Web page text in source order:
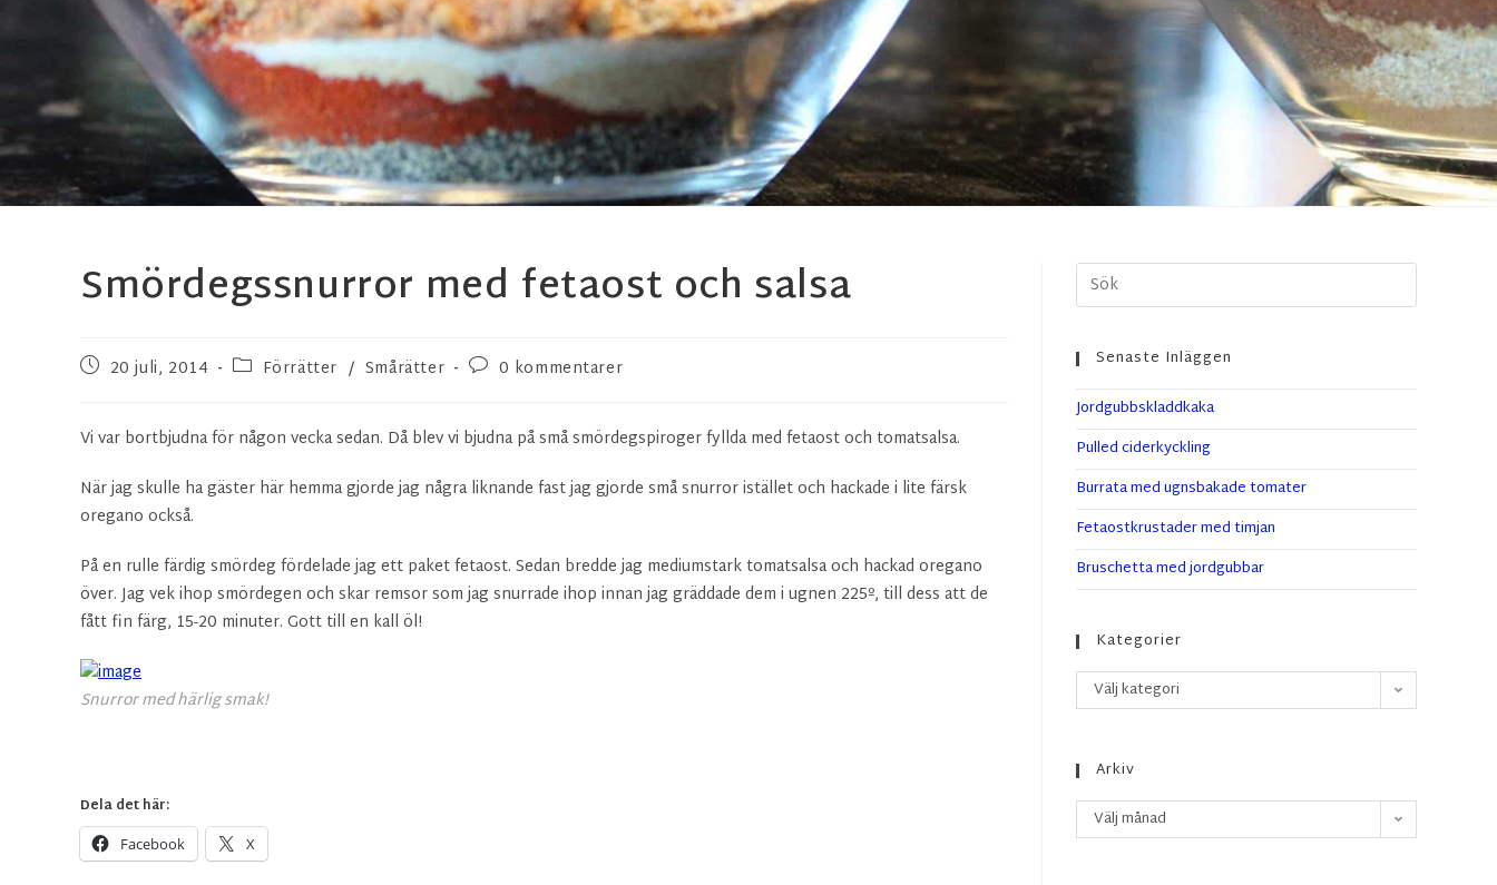
Smördegssnurror med fetaost och salsa
20 juli, 2014 Förrätter / Smårätter 0 kommentarer
Vi var bortbjudna för någon vecka sedan. Då blev vi bjudna på små smördegspiroger fyllda med fetaost och tomatsalsa.
När jag skulle ha gäster här hemma gjorde jag några liknande fast jag gjorde små snurror istället och hackade i lite färsk
oregano också.
På en rulle färdig smördeg fördelade jag ett paket fetaost. Sedan bredde jag mediumstark tomatsalsa och hackad oregano
över. Jag vek ihop smördegen och skar remsor som jag snurrade ihop innan jag gräddade dem i ugnen 225º, till dess att de
fått fin färg, 15-20 minuter. Gott till en kall öl!
Snurror med härlig smak!
Dela det här:
Facebook X
Senaste Inläggen
Jordgubbskladdkaka
Pulled ciderkyckling
Burrata med ugnsbakade tomater
Fetaostkrustader med timjan
Bruschetta med jordgubbar
Kategorier
Välj kategori
Arkiv
Välj månad